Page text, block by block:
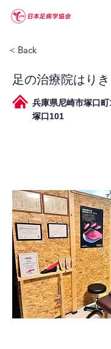
< Back
足の治療院はり
兵庫県尼崎市塚口
塚口101